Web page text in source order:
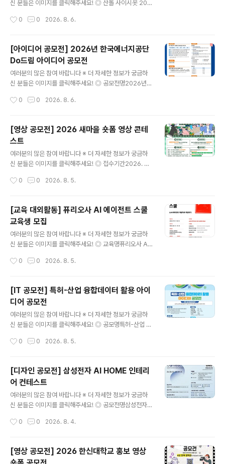
신 분들은 이미지를 클릭해주세요! ◎ 산돌 사이시옷 202
타입 컨퍼런스 산돌 사이시옷 2026!디자이너 및 콘텐츠
10월 16(금)~17일(토) DDP에서 진행됩니다. [연 사]프리
텐다드를 만든 길형진 디렉터우아한형제들의 한명수 CC
O신신그래픽의 신해옥·신동혁 디자이너오이뮤의 신소현
대표 [부가프로그램]- 사이시옷 인사이트 (네트워킹 프로
그램)- 브랜드 체험 부스- 익스클루시브 키트 (웰컴패키지
참가자격국내/외에서 활동하는 디자인/타입에 관심있는 누
0 0 2026. 8. 6.
[아이디어 공모전] 2026년 한국에너지공단
Do드림 아이디어 공모전
여러분의 많은 참여 바랍니다 ※ 더 자세한 정보가 궁금하
신 분들은 이미지를 클릭해주세요! ◎ 공모전명2026년
EA 핵심가치(혁신 / 소통 / 안전 / 신뢰)를 주제로 한 제안 -
◎ 참가자격전국민 누구나 ◎ 접수기간2026.7.15(수) ~
2026.8.31(월) ◎ 참가방법[첨부] 제안서 작성 후 공단홈
페이지 ‘고객제안’ 게시판* 제출*(공단홈페이지) 국민소통
→ 고객만족시스템 → 고객제안 →신청분야[Do드림 아이
디어 공모전] ◎ 제안채택 및 시행① 제안요건 충족여부 등
안시행부서) 사전 채택여부 검토(내용 충실도에 따라 불채
0 0 2026. 8. 6.
[영상 공모전] 2026 새마을 숏폼 영상 콘테
스트
여러분의 많은 참여 바랍니다 ※ 더 자세한 정보가 궁금하
신 분들은 이미지를 클릭해주세요! ◎ 접수기간2026. 6.
주하는 누구나 참여 가능(개인 또는 4인 이하 팀) ◎ 공모
작품규격유형 : 저작권 걱정 없는 순수 창작 콘텐츠시간 : 3
0초~90초 (60초 이내 권장)규격 : 16:9 가로형 또는 세로
형 영상형식 : 표준 영상파일 형식(MP4, MOV, AVI 등)해
상도 : 1920×1080px 또는 1080×1920px ◎ 접수방
법① 필수 해시태그와 함께 개인 SNS 업로드[ 필수 해시
제출서류 작성 후 이메일 제출[ 제출..
0 0 2026. 8. 5.
[교육 대외활동] 퓨리오사 AI 에이전트 스쿨
교육생 모집
여러분의 많은 참여 바랍니다 ※ 더 자세한 정보가 궁금하
신 분들은 이미지를 클릭해주세요! ◎ 교육명퓨리오사 AI
이상]• 교육비 전액 지원→ 지원 대상자 최대 120만 원의
로젝트 및 서비스 배포→ 기업 과제 기반 프로젝트로 실무
포트폴리오 완성• 인턴십 · 채용 연계 지원→ 퓨리오사AI
및 한컴그룹사 인턴십 지원 기회 제공 ◎ 모집기간2026.
7. 15(수) ~ 8. 18(화) ◎ 지원자격전공 · 나이 · 지역 무관
미취업자- AI 개발자를 꿈꾸는 30명 모집 ◎ 교육안내-
시간: 평일 09:00 ~ 18:00..
0 0 2026. 8. 5.
[IT 공모전] 특허-산업 융합데이터 활용 아이
디어 공모전
여러분의 많은 참여 바랍니다 ※ 더 자세한 정보가 궁금하
신 분들은 이미지를 클릭해주세요! ◎ 공모명특허-산업 융
인공지능 분류모델을 활용하여 개별 특허가 어떤 산업에
(원)생 (대표자 포함 4인 이내 팀 구성) ◎ 일 정○ 2026.
7.23. ~ 9. 11. 접수 기간○ 2026. 9.28. ~ 11. 13. 결과물
제출○ 2026. 11.16. ~ 11. 20. 1차 심사○ 2026. 11.21.
~ 11. 27. 발표 자료 제출○ 2026. 12.02. 2차 심사○ 2
026. 12월 중 시상식 진..
0 0 2026. 8. 5.
[디자인 공모전] 삼성전자 AI HOME 인테리
어 컨테스트
여러분의 많은 참여 바랍니다 ※ 더 자세한 정보가 궁금하
신 분들은 이미지를 클릭해주세요! ◎ 공모전명삼성전자
Contest 삼성전자 AI 기반 주거 공간 디자인 공모전 ◎
인사업자 소속) ◎ 공모주제Space for AI, Design for
Life(AI 가전을 품은 주거 공간 디자인) ◎ 공모 분야(택1)
0 0 2026. 8. 4.
[영상 공모전] 2026 한신대학교 홍보 영상